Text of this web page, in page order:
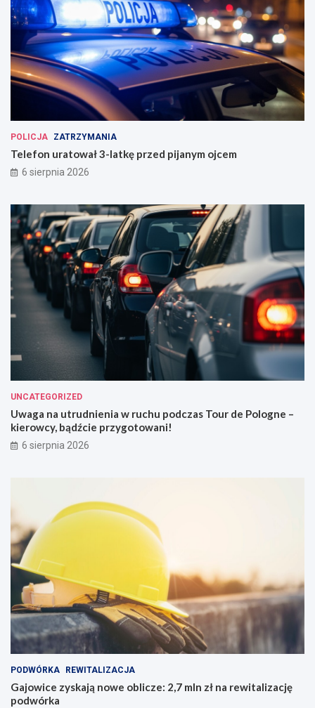
POLICJA ZATRZYMANIA
Telefon uratował 3-latkę przed pijanym ojcem
6 sierpnia 2026
UNCATEGORIZED
Uwaga na utrudnienia w ruchu podczas Tour de Pologne –
kierowcy, bądźcie przygotowani!
6 sierpnia 2026
PODWÓRKA REWITALIZACJA
Gajowice zyskają nowe oblicze: 2,7 mln zł na rewitalizację
podwórka